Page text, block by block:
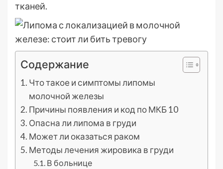
тканей.
Содержание
Что такое и симптомы липомы
молочной железы
Причины появления и код по МКБ 10
Опасна ли липома в груди
Может ли оказаться раком
Методы лечения жировика в груди
В больнице